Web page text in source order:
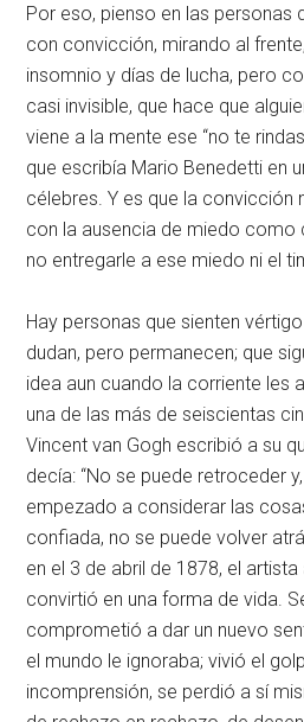
Por eso, pienso en las personas
con convicción, mirando al
insomnio y días de lucha, pero
casi invisible, que hace que
viene a la mente ese “no te
que escribía Mario Benedetti en
célebres. Y es que la convicción
con la ausencia de miedo como
no entregarle a ese miedo ni el
Hay personas que sienten
dudan, pero permanecen; que
idea aun cuando la corriente les
una de las más de seiscientas
Vincent van Gogh escribió a su
decía: “No se puede retroceder
empezado a considerar las
confiada, no se puede volver
en el 3 de abril de 1878, el
convirtió en una forma de vida.
comprometió a dar un nuevo
el mundo le ignoraba; vivió el
incomprensión, se perdió a sí